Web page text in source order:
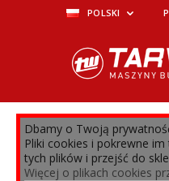
MENU
› CZĘŚCI
POLSKI
Dbamy o Twoją
Pliki cookies i pokrewne
tych plików i przejść do
Więcej o plikach cookies